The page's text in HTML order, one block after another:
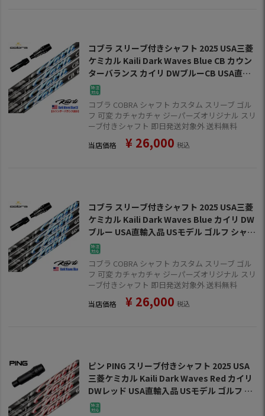
コブラ スリーブ付きシャフト 2025 USA三菱
ケミカル Kaili Dark Waves Blue CB カウン
ターバランス カイリ DWブルーCB USA直輸
入品 USモデル ゴルフ シャフト (DS-ADAPT
／DARKSPEED／AEROJET／LTDx／RADSP
EED／SPEEDZONE)
コブラ COBRA シャフト カスタム スリーブ ゴル
フ 可変 カチャカチャ ジーパーズオリジナル スリ
ーブ付きシャフト 即日発送対象外 送料無料
当店価格 ¥ 26,000 税込
コブラ スリーブ付きシャフト 2025 USA三菱
ケミカル Kaili Dark Waves Blue カイリ DW
ブルー USA直輸入品 USモデル ゴルフ シャフ
ト (DS-ADAPT／DARKSPEED／AEROJET／
LTDx／RADSPEED／SPEEDZONE)
コブラ COBRA シャフト カスタム スリーブ ゴル
フ 可変 カチャカチャ ジーパーズオリジナル スリ
ーブ付きシャフト 即日発送対象外 送料無料
当店価格 ¥ 26,000 税込
ピン PING スリーブ付きシャフト 2025 USA
三菱ケミカル Kaili Dark Waves Red カイリ
DWレッド USA直輸入品 USモデル ゴルフ シ
ャフト（G440／G430／G425／G410）